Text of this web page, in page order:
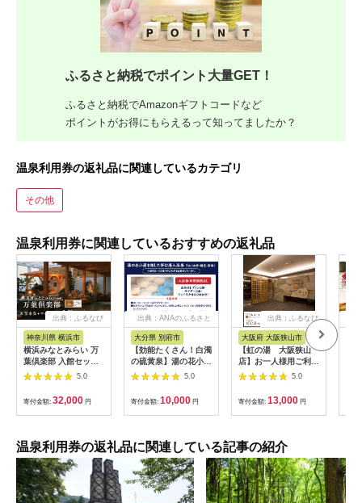
ふるさと納税でポイント大量GET！
ふるさと納税でAmazonギフトコードなど
ポイントがお得にもらえるって知ってましたか？
温泉利用券の返礼品に関連しているカテゴリ
その他
温泉利用券に関連しているおすすめの返礼品
出典：ふるなび
神奈川県 横浜市
横浜みなとみらい 万
葉倶楽部 入館セット
（お食事券＋マッサー
ジ券付き）｜温泉 夜
景 露天風呂 利用券
AJL0002
5.0
寄付金額: 32,000 円
出典：ANAのふるさと
納税
大分県 別府市
【効能たくさん！白濁
の硫黄泉】湯の花小屋
を模した貸切湯入浴券
（由布・鶴見・高崎）
5.0
寄付金額: 10,000 円
出典：ふるなび
大阪府 大阪狭山市
【虹の湯 大阪狭山
店】お一人様用ご利用
券（5枚） No.125
5.0
寄付金額: 13,000 円
温泉利用券の返礼品に関連している記事の紹介